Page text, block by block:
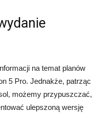
na temat planów
5 Pro. Jednakże, patrząc
możemy przypuszczać,
ulepszoną wersję